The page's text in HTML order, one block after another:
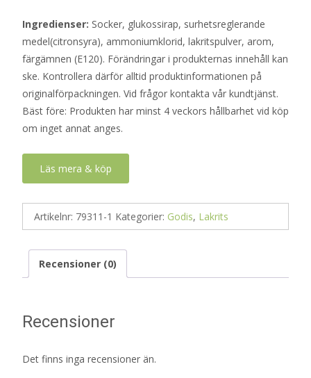
Ingredienser: Socker, glukossirap, surhetsreglerande
medel(citronsyra), ammoniumklorid, lakritspulver, arom,
färgämnen (E120). Förändringar i produkternas innehåll kan
ske. Kontrollera därför alltid produktinformationen på
originalförpackningen. Vid frågor kontakta vår kundtjänst.
Bäst före: Produkten har minst 4 veckors hållbarhet vid köp
om inget annat anges.
Läs mera & köp
Artikelnr: 79311-1 Kategorier: Godis, Lakrits
Recensioner (0)
Recensioner
Det finns inga recensioner än.